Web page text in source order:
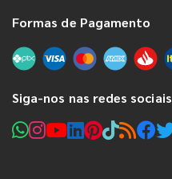
Formas de Pagamento
Siga-nos nas redes sociais